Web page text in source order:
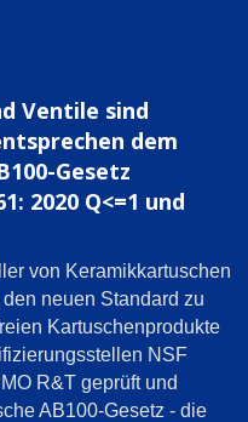
Ventile sind
dem
Gesetz
2020 Q<=1 und
von Keramikkartuschen
neuen Standard zu
Kartuschenprodukte
NSF
R&T geprüft und
AB100-Gesetz - die